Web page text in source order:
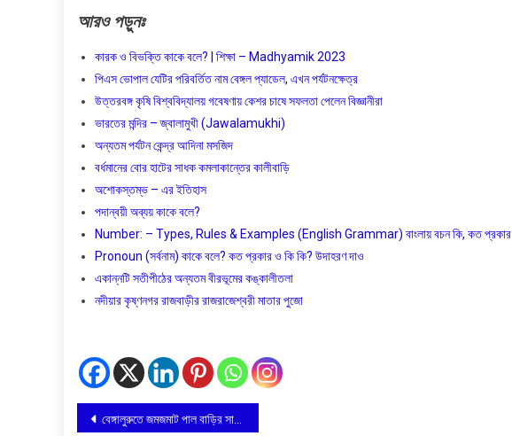
আরও পড়ুনঃ
কারক ও বিভক্তি কাকে বলে? | শিক্ষা – Madhyamik 2023
পিএস ভোপাল যেটির পরিবর্তিত নাম বেঙ্গল প্যাডেল, এখন পর্যটনক্ষেত্র
উত্তরবঙ্গ কৃষি বিশ্ববিদ্যালয় গবেষণায় কেশর চাষে সফলতা পেলেন বিজ্ঞানীরা
ভারতের মন্দির – জ্বালামুখী (Jawalamukhi)
অন্যতম পর্যটন কেন্দ্র আদিনা মসজিদ
বর্ধমানের বোর হাটের সাধক কমলাকান্তের কালীবাড়ি
অশােকস্তম্ভ – এর ইতিহাস
পদান্বয়ী অব্যয় কাকে বলে?
Number: – Types, Rules & Examples (English Grammar) বাংলায় বচন কি, কত প্রকার
Pronoun (সর্বনাম) কাকে বলে? কত প্রকার ও কি কি? উদাহরণ দাও
একান্নটি সতীপীঠের অন্যতম বীরভূমের কঙ্কালীতলা
নদীয়ার কৃষ্ণনগর রাজবাড়ীর রাজরাজেশ্বরী মাতার পুজো
Post
বেঙ্গালুরুতে জমজমাট পাল বাড়ির সাবেকিয়ানা পুজো